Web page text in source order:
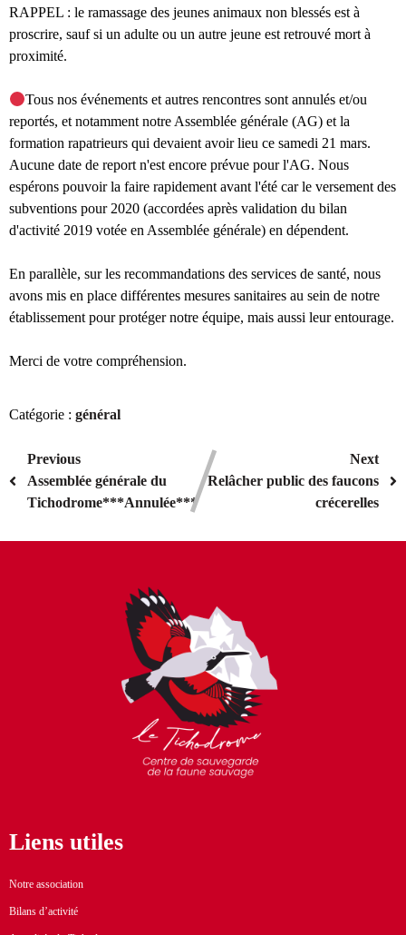
RAPPEL : le ramassage des jeunes animaux non blessés est à
proscrire, sauf si un adulte ou un autre jeune est retrouvé mort à
proximité.
Tous nos événements et autres rencontres sont annulés et/ou
reportés, et notamment notre Assemblée générale (AG) et la
formation rapatrieurs qui devaient avoir lieu ce samedi 21 mars.
Aucune date de report n'est encore prévue pour l'AG. Nous
espérons pouvoir la faire rapidement avant l'été car le versement des
subventions pour 2020 (accordées après validation du bilan
d'activité 2019 votée en Assemblée générale) en dépendent.
En parallèle, sur les recommandations des services de santé, nous
avons mis en place différentes mesures sanitaires au sein de notre
établissement pour protéger notre équipe, mais aussi leur entourage.
Merci de votre compréhension.
Catégorie : général
Previous
Assemblée générale du
Tichodrome***Annulée***
Next
Relâcher public des faucons
crécerelles
Liens utiles
Notre association
Bilans d’activité